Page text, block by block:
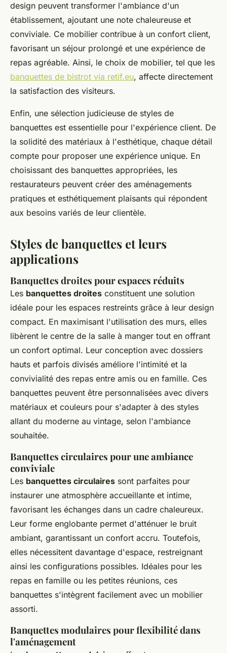
design peuvent transformer l'ambiance d'un
établissement, ajoutant une note chaleureuse et
conviviale. Ce mobilier contribue à un confort client,
favorisant un séjour prolongé et une expérience de
repas agréable. Ainsi, le choix de mobilier, tel que les
banquettes de bistrot via retif.eu, affecte directement
la satisfaction des visiteurs.
Enfin, une sélection judicieuse de styles de
banquettes est essentielle pour l'expérience client. De
la solidité des matériaux à l'esthétique, chaque détail
compte pour proposer une expérience unique. En
choisissant des banquettes appropriées, les
restaurateurs peuvent créer des aménagements
pratiques et esthétiquement plaisants qui répondent
aux besoins variés de leur clientèle.
Styles de banquettes et leurs
applications
Banquettes droites pour espaces réduits
Les banquettes droites constituent une solution
idéale pour les espaces restreints grâce à leur design
compact. En maximisant l'utilisation des murs, elles
libèrent le centre de la salle à manger tout en offrant
un confort optimal. Leur conception avec dossiers
hauts et parfois divisés améliore l'intimité et la
convivialité des repas entre amis ou en famille. Ces
banquettes peuvent être personnalisées avec divers
matériaux et couleurs pour s'adapter à des styles
allant du moderne au vintage, selon l'ambiance
souhaitée.
Banquettes circulaires pour une ambiance
conviviale
Les banquettes circulaires sont parfaites pour
instaurer une atmosphère accueillante et intime,
favorisant les échanges dans un cadre chaleureux.
Leur forme englobante permet d'atténuer le bruit
ambiant, garantissant un confort accru. Toutefois,
elles nécessitent davantage d'espace, restreignant
ainsi les configurations possibles. Idéales pour les
repas en famille ou les petites réunions, ces
banquettes s'intègrent facilement avec un mobilier
assorti.
Banquettes modulaires pour flexibilité dans
l'aménagement